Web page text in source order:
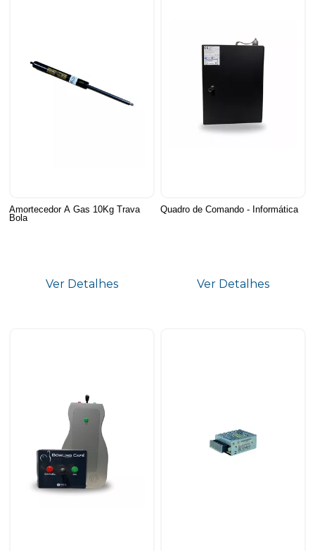
Amortecedor A Gas 10Kg Trava
Bola
Ver Detalhes
Quadro de Comando - Informática
Ver Detalhes